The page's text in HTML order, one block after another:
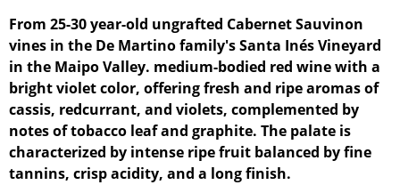
From 25-30 year-old ungrafted Cabernet Sauvinon
vines in the De Martino family's Santa Inés Vineyard
in the Maipo Valley. medium-bodied red wine with a
bright violet color, offering fresh and ripe aromas of
cassis, redcurrant, and violets, complemented by
notes of tobacco leaf and graphite. The palate is
characterized by intense ripe fruit balanced by fine
tannins, crisp acidity, and a long finish.